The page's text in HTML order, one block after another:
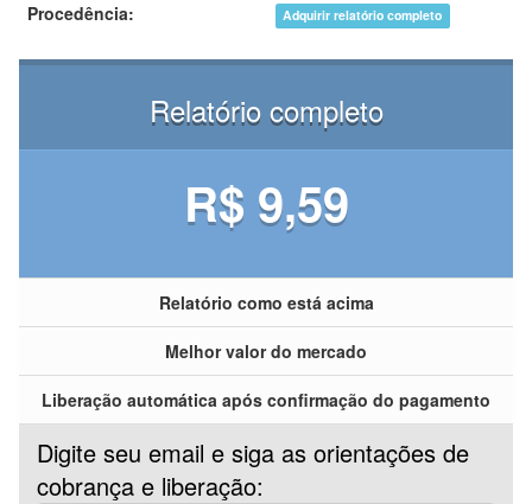
Procedência: Adquirir relatório completo
Relatório completo
R$ 9,59
Relatório como está acima
Melhor valor do mercado
Liberação automática após confirmação do pagamento
Digite seu email e siga as orientações de
cobrança e liberação: